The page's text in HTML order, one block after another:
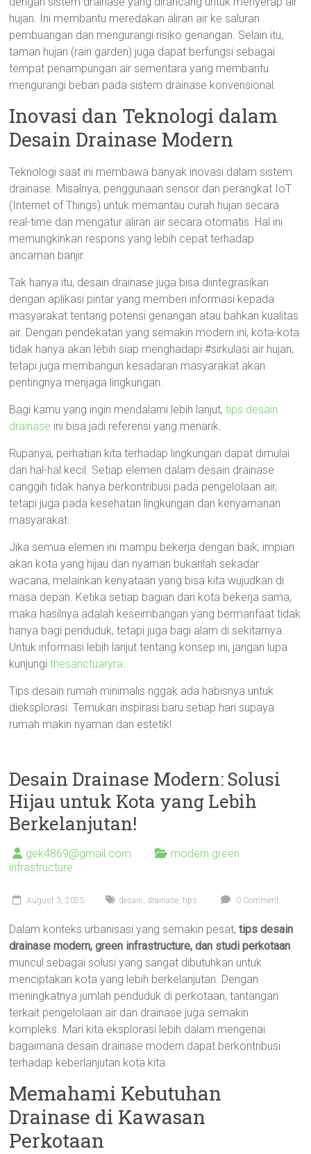
hujan. Ini membantu meredakan aliran air ke saluran
pembuangan dan mengurangi risiko genangan. Selain itu,
taman hujan (rain garden) juga dapat berfungsi sebagai
tempat penampungan air sementara yang membantu
mengurangi beban pada sistem drainase konvensional.
Inovasi dan Teknologi dalam
Desain Drainase Modern
Teknologi saat ini membawa banyak inovasi dalam sistem
drainase. Misalnya, penggunaan sensor dan perangkat IoT
(Internet of Things) untuk memantau curah hujan secara
real-time dan mengatur aliran air secara otomatis. Hal ini
memungkinkan respons yang lebih cepat terhadap
ancaman banjir.
Tak hanya itu, desain drainase juga bisa diintegrasikan
dengan aplikasi pintar yang memberi informasi kepada
masyarakat tentang potensi genangan atau bahkan kualitas
air. Dengan pendekatan yang semakin modern ini, kota-kota
tidak hanya akan lebih siap menghadapi #sirkulasi air hujan,
tetapi juga membangun kesadaran masyarakat akan
pentingnya menjaga lingkungan.
Bagi kamu yang ingin mendalami lebih lanjut,tips desain
drainase ini bisa jadi referensi yang menarik.
Rupanya, perhatian kita terhadap lingkungan dapat dimulai
dari hal-hal kecil. Setiap elemen dalam desain drainase
canggih tidak hanya berkontribusi pada pengelolaan air,
tetapi juga pada kesehatan lingkungan dan kenyamanan
masyarakat.
Jika semua elemen ini mampu bekerja dengan baik, impian
akan kota yang hijau dan nyaman bukanlah sekadar
wacana, melainkan kenyataan yang bisa kita wujudkan di
masa depan. Ketika setiap bagian dari kota bekerja sama,
maka hasilnya adalah keseimbangan yang bermanfaat tidak
hanya bagi penduduk, tetapi juga bagi alam di sekitarnya.
Untuk informasi lebih lanjut tentang konsep ini, jangan lupa
kunjungithesanctuaryra.
Tips desain rumah minimalis nggak ada habisnya untuk
dieksplorasi. Temukan inspirasi baru setiap hari supaya
rumah makin nyaman dan estetik!
Desain Drainase Modern: Solusi
Hijau untuk Kota yang Lebih
Berkelanjutan!
gek4869@gmail.com
modern green
infrastructure
August 3, 2025 desain, drainase,tips 0 Comment
Dalam konteks urbanisasi yang semakin pesat,tips desain
drainase modern, green infrastructure, dan studi perkotaan
muncul sebagai solusi yang sangat dibutuhkan untuk
menciptakan kota yang lebih berkelanjutan. Dengan
meningkatnya jumlah penduduk di perkotaan, tantangan
terkait pengelolaan air dan drainase juga semakin
kompleks. Mari kita eksplorasi lebih dalam mengenai
bagaimana desain drainase modern dapat berkontribusi
terhadap keberlanjutan kota kita.
Memahami Kebutuhan
Drainase di Kawasan
Perkotaan